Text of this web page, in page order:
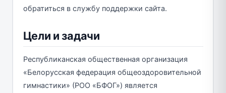
обратиться в службу поддержки сайта.
Цели и задачи
Республиканская общественная организация
«Белорусская федерация общеоздоровительной
гимнастики» (РОО «БФОГ») является